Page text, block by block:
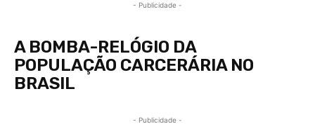
- Publicidade -
A BOMBA-RELÓGIO DA
POPULAÇÃO CARCERÁRIA NO
BRASIL
- Publicidade -